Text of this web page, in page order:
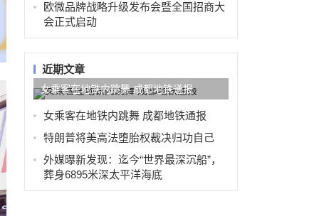
欧微品牌战略升级发布会暨全国招商大
会正式启动
近期文章
女乘客在地铁内跳舞 成都地铁通报
女乘客在地铁内跳舞 成都地铁通报
特朗普将美高法堕胎权裁决归功自己
外媒曝新发现：迄今“世界最深沉船”，
葬身6895米深太平洋海底